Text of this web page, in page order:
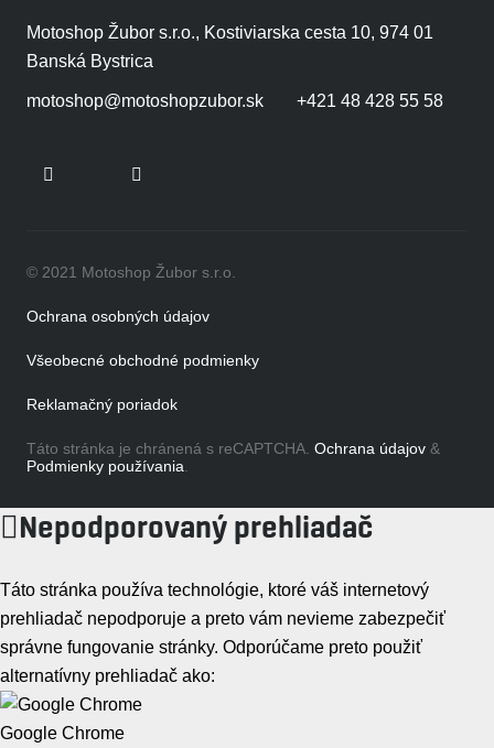
Motoshop Žubor s.r.o., Kostiviarska cesta 10, 974 01
Banská Bystrica
motoshop@motoshopzubor.sk +421 48 428 55 58
© 2021 Motoshop Žubor s.r.o.
Ochrana osobných údajov
Všeobecné obchodné podmienky
Reklamačný poriadok
Táto stránka je chránená s reCAPTCHA. Ochrana údajov &
Podmienky používania
Nepodporovaný prehliadač
Táto stránka používa technológie, ktoré váš internetový
prehliadač nepodporuje a preto vám nevieme zabezpečiť
správne fungovanie stránky. Odporúčame preto použiť
alternatívny prehliadač ako:
Google Chrome